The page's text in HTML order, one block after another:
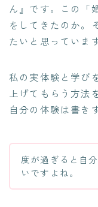
ん』です。この「
をしてきたのか。
たいと思っています
私の実体験と学び
上げてもらう方法
自分の体験は書き
度が過ぎると自
いですよね。